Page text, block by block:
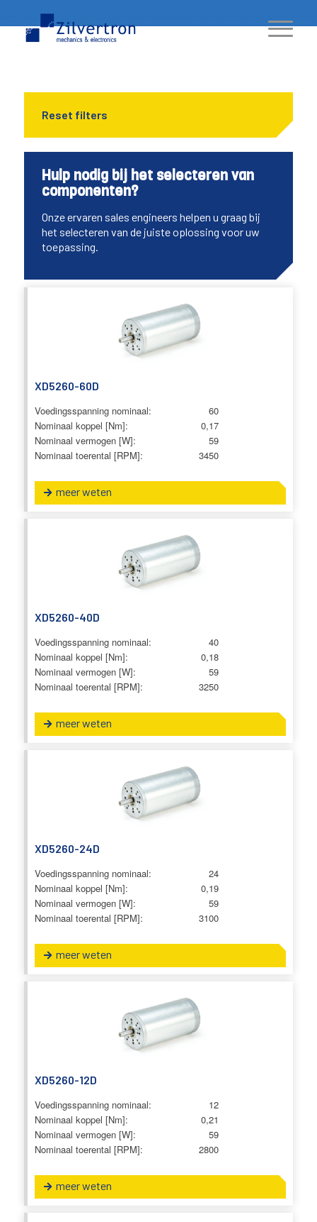
Reset filters
Hulp nodig bij het selecteren van
componenten?
Onze ervaren sales engineers helpen u graag bij
het selecteren van de juiste oplossing voor uw
toepassing.
XD5260-60D
Voedingsspanning nominaal:
60
Nominaal koppel [Nm]:
0,17
Nominaal vermogen [W]:
59
Nominaal toerental [RPM]:
3450
meer weten
XD5260-40D
Voedingsspanning nominaal:
40
Nominaal koppel [Nm]:
0,18
Nominaal vermogen [W]:
59
Nominaal toerental [RPM]:
3250
meer weten
XD5260-24D
Voedingsspanning nominaal:
24
Nominaal koppel [Nm]:
0,19
Nominaal vermogen [W]:
59
Nominaal toerental [RPM]:
3100
meer weten
XD5260-12D
Voedingsspanning nominaal:
12
Nominaal koppel [Nm]:
0,21
Nominaal vermogen [W]:
59
Nominaal toerental [RPM]:
2800
meer weten